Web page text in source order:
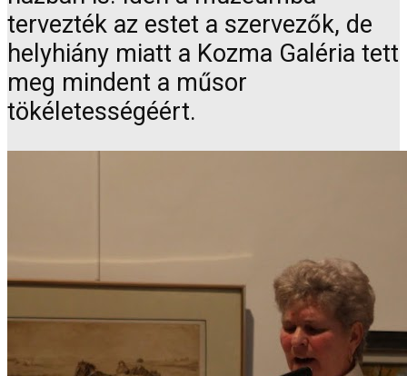
tervezték az estet a szervezők, de
helyhiány miatt a Kozma Galéria tett
meg mindent a műsor
tökéletességéért.